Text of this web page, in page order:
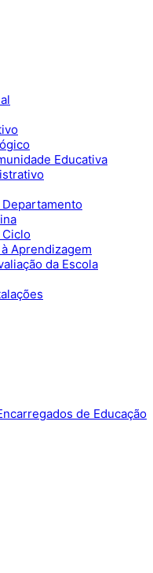
Educativa
Ciclo
Aprendizagem
da Escola
de Educação